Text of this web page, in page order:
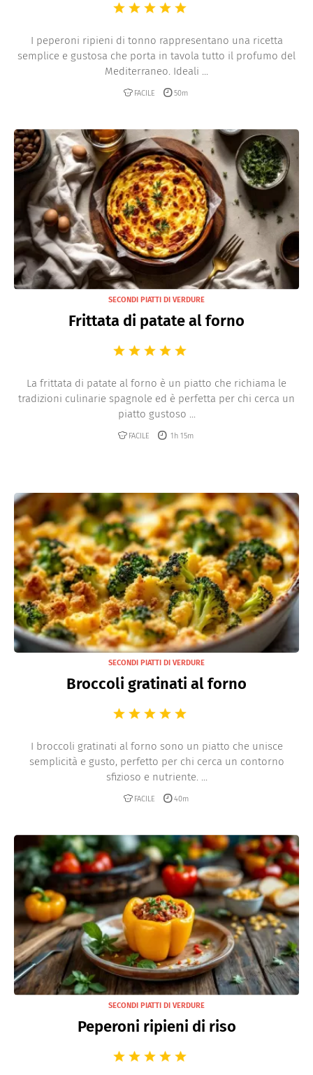
I peperoni ripieni di tonno rappresentano una ricetta
semplice e gustosa che porta in tavola tutto il profumo del
Mediterraneo. Ideali ...
FACILE 50m
SECONDI PIATTI DI VERDURE
Frittata di patate al forno
La frittata di patate al forno è un piatto che richiama le
tradizioni culinarie spagnole ed è perfetta per chi cerca un
piatto gustoso ...
FACILE 1h 15m
SECONDI PIATTI DI VERDURE
Broccoli gratinati al forno
I broccoli gratinati al forno sono un piatto che unisce
semplicità e gusto, perfetto per chi cerca un contorno
sfizioso e nutriente. ...
FACILE 40m
SECONDI PIATTI DI VERDURE
Peperoni ripieni di riso